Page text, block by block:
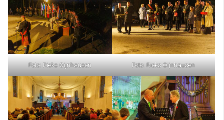
Foto: Rieks Oijnhausen Foto: Rieks Oijnhausen